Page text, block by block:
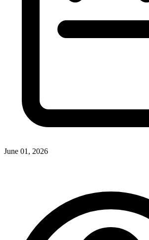
June 01, 2026